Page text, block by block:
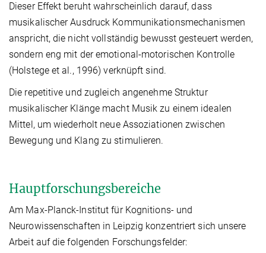
Dieser Effekt beruht wahrscheinlich darauf, dass
musikalischer Ausdruck Kommunikationsmechanismen
anspricht, die nicht vollständig bewusst gesteuert werden,
sondern eng mit der emotional-motorischen Kontrolle
(Holstege et al., 1996) verknüpft sind.
Die repetitive und zugleich angenehme Struktur
musikalischer Klänge macht Musik zu einem idealen
Mittel, um wiederholt neue Assoziationen zwischen
Bewegung und Klang zu stimulieren.
Hauptforschungsbereiche
Am Max-Planck-Institut für Kognitions- und
Neurowissenschaften in Leipzig konzentriert sich unsere
Arbeit auf die folgenden Forschungsfelder: